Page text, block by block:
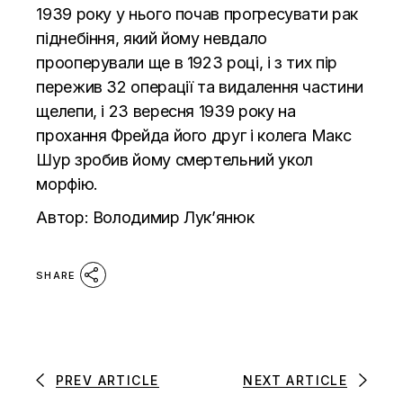
1939 року у нього почав прогресувати рак
піднебіння, який йому невдало
прооперували ще в 1923 році, і з тих пір
пережив 32 операції та видалення частини
щелепи, і 23 вересня 1939 року на
прохання Фрейда його друг і колега Макс
Шур зробив йому смертельний укол
морфію.
Автор: Володимир Лук’янюк
SHARE
PREV ARTICLE NEXT ARTICLE